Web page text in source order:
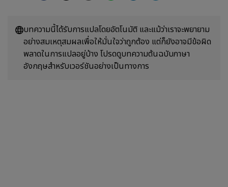
บทความนี้ได้รับการแปลโดยอัตโนมัติ และแม้ว่าเราจะพยายาม
อย่างสมเหตุสมผลเพื่อให้มั่นใจว่าถูกต้อง แต่ก็ยังอาจมีข้อผิด
พลาดในการแปลอยู่บ้าง โปรดดูบทความต้นฉบับภาษา
อังกฤษสำหรับเวอร์ชันอย่างเป็นทางการ